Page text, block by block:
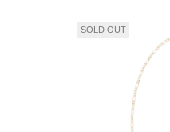
SOLD OUT